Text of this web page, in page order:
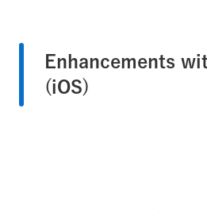
Enhancements
(iOS)